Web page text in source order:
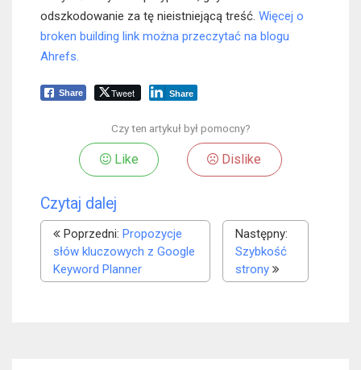
odszkodowanie za tę nieistniejącą treść. Więcej o
broken building link można przeczytać na blogu
Ahrefs.
Share Tweet Share
Czy ten artykuł był pomocny?
Like Dislike
Czytaj dalej
Poprzedni: Propozycje
słów kluczowych z Google
Keyword Planner
Następny:
Szybkość
strony